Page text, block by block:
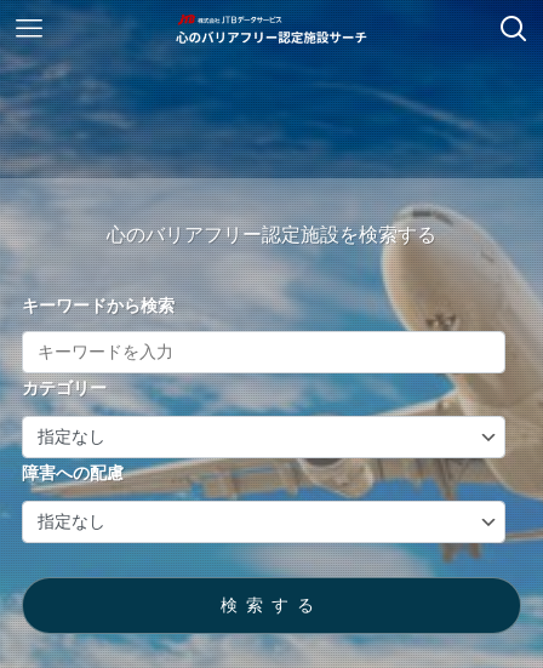
心のバリアフリー認定施設を検索する
キーワードから検索
カテゴリー
障害への配慮
検索する